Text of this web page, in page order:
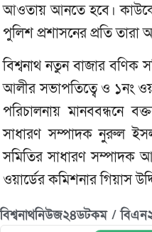
আওতায় আনতে হবে।
পুলিশ প্রশাসনের প্রতি তারা
বিশ্বনাথ নতুন বাজার বণিক
আলীর সভাপতিত্বে ও ১নং
পরিচালনায় মানববন্ধনে
সাধারণ সম্পাদক নুরুল
সমিতির সাধারণ সম্পাদক
ওয়ার্ডের কমিশনার গিয়াস
বিশ্বনাথনিউজ২৪ডটকম /